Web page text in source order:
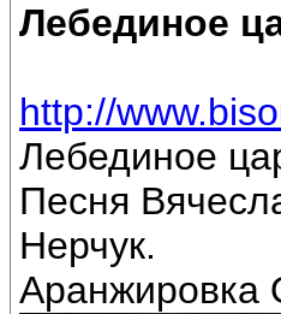
Лебединое
http://
Лебединое
Песня
Нерчук.
Аранжировка